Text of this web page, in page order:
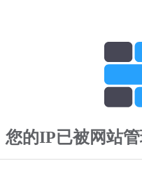
您的IP已被网站